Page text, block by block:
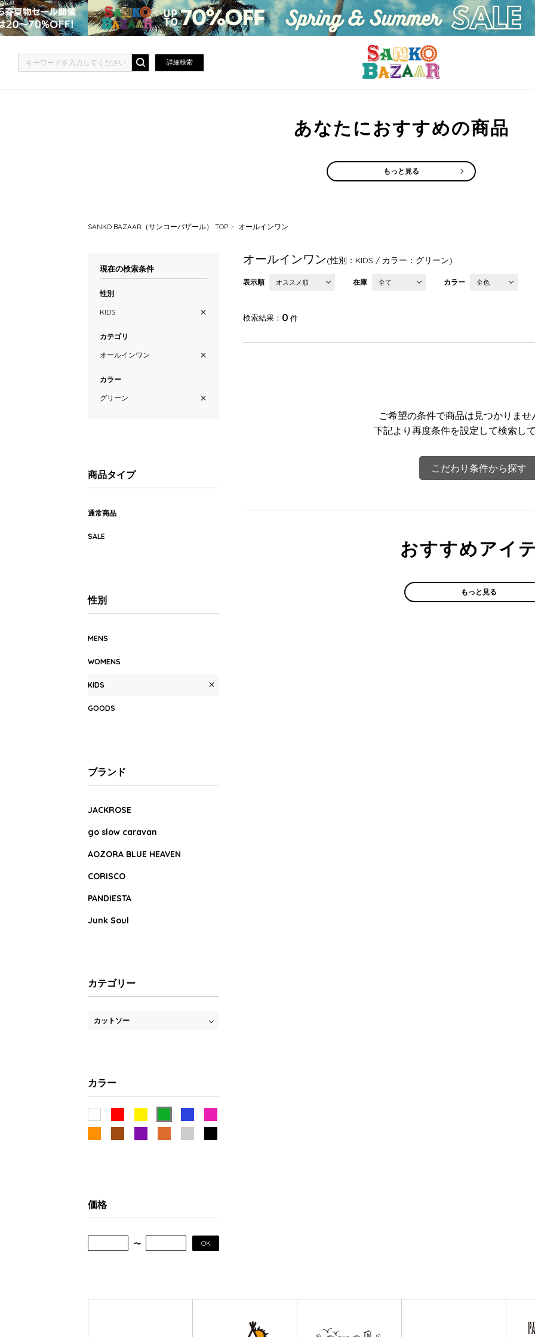
詳細検索
あなたにおすすめの商品
もっと見る
SANKO BAZAAR（サンコーバザール） TOP オールインワン
オールインワン(性別：KIDS / カラー：グリーン)
表示順 オススメ順 在庫 全て カラー 全色
検索結果 0 件
ご希望の条件で商品は見つかりませ
下記より再度条件を設定して検索し
こだわり条件から探す
おすすめアイ
もっと見る
現在の検索条件
性別
KIDS
カテゴリ
オールインワン
カラー
グリーン
商品タイプ
通常商品
SALE
性別
MENS
WOMENS
KIDS
GOODS
ブランド
JACKROSE
go slow caravan
AOZORA BLUE HEAVEN
CORISCO
PANDIESTA
Junk Soul
カテゴリー
カットソー
カラー
価格
OK